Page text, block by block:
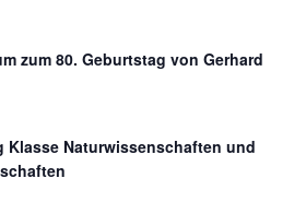
zum 80. Geburtstag von Gerhard
Klasse Naturwissenschaften und